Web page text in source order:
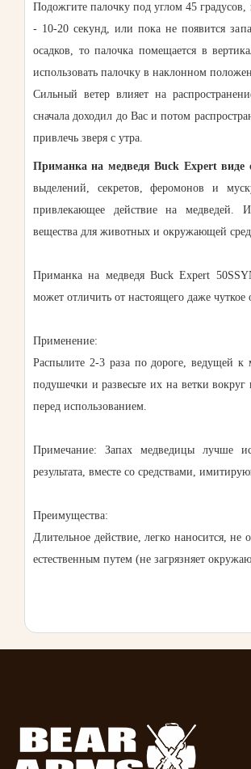
Подожгите палочку под углом 45
- 10-20 секунд, или пока не появится
осадков, то палочка помещается в
использовать палочку в наклонном
Сильный ветер влияет на
сначала доходил до Вас и потом
привлечь зверя с утра.
Приманка на медведя Buck Expert виде
выделений, секретов, феромонов и
привлекающее действие на медведей.
вещества для животных и окружающей
Приманка на медведя Buck Expert
может отличить от настоящего даже чуткое
Применение:
Распылите 2-3 раза по дороге, ведущей к
подушечки и развесьте их на ветки вокруг
перед использованием.
Примечание: Запах медведицы лучше
результата, вместе со средствами,
Преимущества:
Длительное действие, легко наносится, не
естественным путем (не загрязняет